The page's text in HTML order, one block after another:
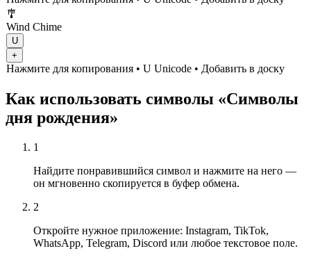
🎐
Wind Chime
U
+
Нажмите для копирования • U Unicode • Добавить в доску
Как использовать символы «Символы
дня рождения»
1
Найдите понравившийся символ и нажмите на него —
он мгновенно скопируется в буфер обмена.
2
Откройте нужное приложение: Instagram, TikTok,
WhatsApp, Telegram, Discord или любое текстовое поле.